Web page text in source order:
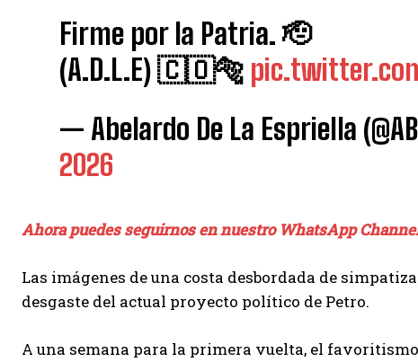
Firme por la Patria. 🫡
(A.D.L.E) 🇨🇴🐅
— Abelardo De La Espriella
2026
Ahora puedes seguirnos en nuestro WhatsApp
Las imágenes de una costa desbordada de
desgaste del actual proyecto político de Petro.
A una semana para la primera vuelta, el